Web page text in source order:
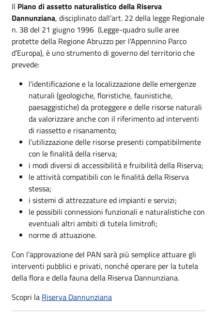
Il Piano di assetto naturalistico della Riserva
Dannunziana, disciplinato dall’art. 22 della legge Regionale
n. 38 del 21 giugno 1996 (Legge-quadro sulle aree
protette della Regione Abruzzo per l’Appennino Parco
d’Europa), è uno strumento di governo del territorio che
prevede:
l’identificazione e la localizzazione delle emergenze
naturali (geologiche, floristiche, faunistiche,
paesaggistiche) da proteggere e delle risorse naturali
da valorizzare anche con il riferimento ad interventi
di riassetto e risanamento;
l’utilizzazione delle risorse presenti compatibilmente
con le finalità della riserva;
i modi diversi di accessibilità e fruibilità della Riserva;
le attività compatibili con le finalità della Riserva
stessa;
i sistemi di attrezzature ed impianti e servizi;
le possibili connessioni funzionali e naturalistiche con
eventuali altri ambiti di tutela limitrofi;
norme di attuazione.
Con l’approvazione del PAN sarà più semplice attuare gli
interventi pubblici e privati, nonché operare per la tutela
della flora e della fauna della Riserva Dannunziana.
Scopri la Riserva Dannunziana